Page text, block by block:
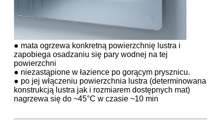
● mata ogrzewa konkretną powierzchnię lustra i
zapobiega osadzaniu się pary wodnej na tej
powierzchni
● niezastąpione w łazience po gorącym prysznicu.
● po jej włączeniu powierzchnia lustra (determinowana
konstrukcją lustra jak i rozmiarem dostępnych mat)
nagrzewa się do ~45°C w czasie ~10 min